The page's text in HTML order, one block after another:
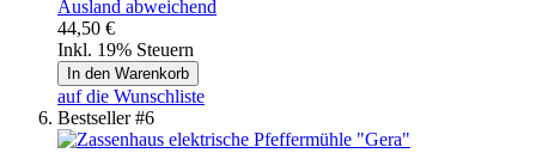
Ausland abweichend
44,50 €
Inkl. 19% Steuern
In den Warenkorb
auf die Wunschliste
Bestseller #6